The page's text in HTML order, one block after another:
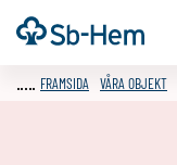
Till
innehållet
Framsida
FRAMSIDA VÅRA OBJEKT